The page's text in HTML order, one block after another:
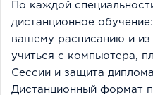
По каждой
дистанционное
вашему расписанию и
учиться с компьютера,
Сессии и защита
Дистанционный формат